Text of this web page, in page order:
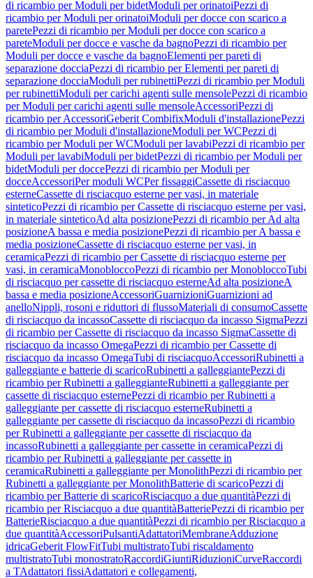
di ricambio per Moduli per bidetModuli per orinatoiPezzi di
ricambio per Moduli per orinatoiModuli per docce con scarico a
paretePezzi di ricambio per Moduli per docce con scarico a
pareteModuli per docce e vasche da bagnoPezzi di ricambio per
Moduli per docce e vasche da bagnoElementi per pareti di
separazione docciaPezzi di ricambio per Elementi per pareti di
separazione docciaModuli per rubinettiPezzi di ricambio per Moduli
per rubinettiModuli per carichi agenti sulle mensolePezzi di ricambio
per Moduli per carichi agenti sulle mensoleAccessoriPezzi di
ricambio per AccessoriGeberit CombifixModuli d'installazionePezzi
di ricambio per Moduli d'installazioneModuli per WCPezzi di
ricambio per Moduli per WCModuli per lavabiPezzi di ricambio per
Moduli per lavabiModuli per bidetPezzi di ricambio per Moduli per
bidetModuli per doccePezzi di ricambio per Moduli per
docceAccessoriPer moduli WCPer fissaggiCassette di risciacquo
esterneCassette di risciacquo esterne per vasi, in materiale
sinteticoPezzi di ricambio per Cassette di risciacquo esterne per vasi,
in materiale sinteticoAd alta posizionePezzi di ricambio per Ad alta
posizioneA bassa e media posizionePezzi di ricambio per A bassa e
media posizioneCassette di risciacquo esterne per vasi, in
ceramicaPezzi di ricambio per Cassette di risciacquo esterne per
vasi, in ceramicaMonobloccoPezzi di ricambio per MonobloccoTubi
di risciacquo per cassette di risciacquo esterneAd alta posizioneA
bassa e media posizioneAccessoriGuarnizioniGuarnizioni ad
anelloNippli, rosoni e riduttori di flussoMateriali di consumoCassette
di risciacquo da incassoCassette di risciacquo da incasso SigmaPezzi
di ricambio per Cassette di risciacquo da incasso SigmaCassette di
risciacquo da incasso OmegaPezzi di ricambio per Cassette di
risciacquo da incasso OmegaTubi di risciacquoAccessoriRubinetti a
galleggiante e batterie di scaricoRubinetti a galleggiantePezzi di
ricambio per Rubinetti a galleggianteRubinetti a galleggiante per
cassette di risciacquo esternePezzi di ricambio per Rubinetti a
galleggiante per cassette di risciacquo esterneRubinetti a
galleggiante per cassette di risciacquo da incassoPezzi di ricambio
per Rubinetti a galleggiante per cassette di risciacquo da
incassoRubinetti a galleggiante per cassette in ceramicaPezzi di
ricambio per Rubinetti a galleggiante per cassette in
ceramicaRubinetti a galleggiante per MonolithPezzi di ricambio per
Rubinetti a galleggiante per MonolithBatterie di scaricoPezzi di
ricambio per Batterie di scaricoRisciacquo a due quantitàPezzi di
ricambio per Risciacquo a due quantitàBatteriePezzi di ricambio per
BatterieRisciacquo a due quantitàPezzi di ricambio per Risciacquo a
due quantitàAccessoriPulsantiAdattatoriMembraneAdduzione
idricaGeberit FlowFitTubi multistratoTubi riscaldamento
multistratoTubi monostratoRaccordiGiuntiRiduzioniCurveRaccordi
a TAdattatori fissiAdattatori e collegamenti,